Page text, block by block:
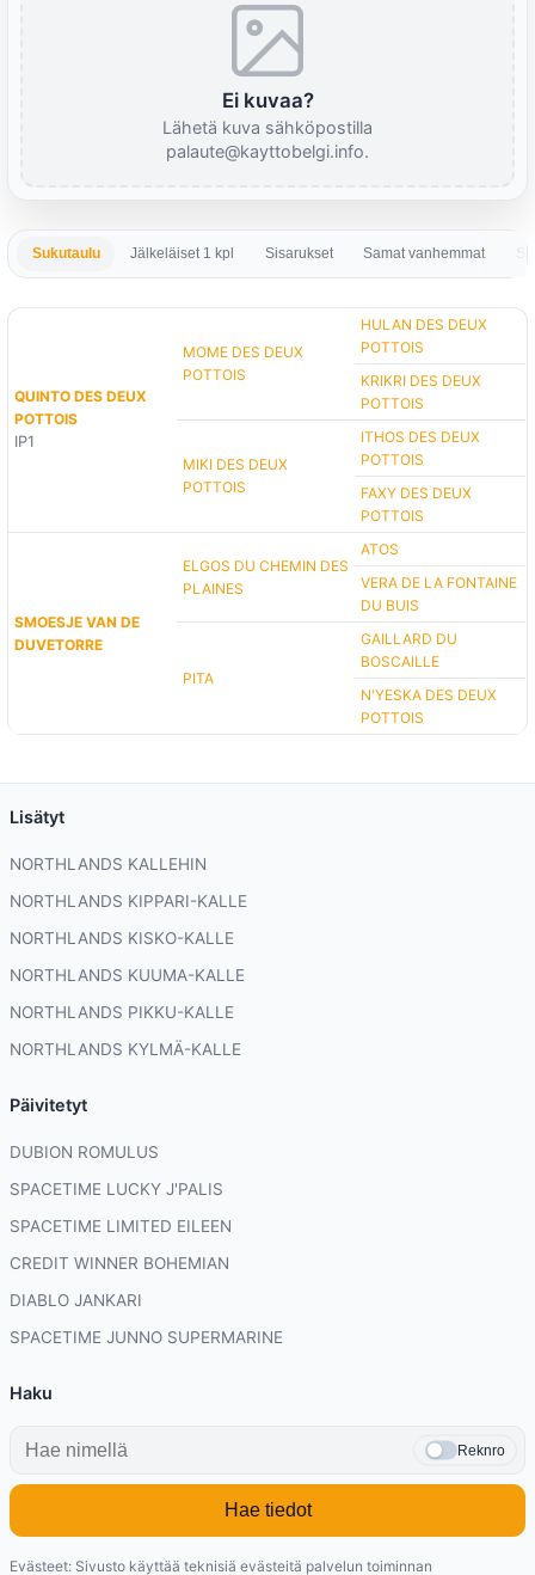
Ei kuvaa?
Lähetä kuva sähköpostilla
palaute@kayttobelgi.info.
Sukutaulu Jälkeläiset 1 kpl Sisarukset Samat vanhemmat
QUINTO DES DEUX
POTTOIS
IP1
MOME DES DEUX
POTTOIS
HULAN DES DEUX
POTTOIS
KRIKRI DES DEUX
POTTOIS
MIKI DES DEUX
POTTOIS
ITHOS DES DEUX
POTTOIS
FAXY DES DEUX
POTTOIS
SMOESJE VAN DE
DUVETORRE
ELGOS DU CHEMIN DES
PLAINES
ATOS
VERA DE LA FONTAINE
DU BUIS
PITA
GAILLARD DU
BOSCAILLE
N'YESKA DES DEUX
POTTOIS
Lisätyt
NORTHLANDS KALLEHIN
NORTHLANDS KIPPARI-KALLE
NORTHLANDS KISKO-KALLE
NORTHLANDS KUUMA-KALLE
NORTHLANDS PIKKU-KALLE
NORTHLANDS KYLMÄ-KALLE
Päivitetyt
DUBION ROMULUS
SPACETIME LUCKY J'PALIS
SPACETIME LIMITED EILEEN
CREDIT WINNER BOHEMIAN
DIABLO JANKARI
SPACETIME JUNNO SUPERMARINE
Haku
Reknro
Hae tiedot
Evästeet: Sivusto käyttää teknisiä evästeitä palvelun toiminnan